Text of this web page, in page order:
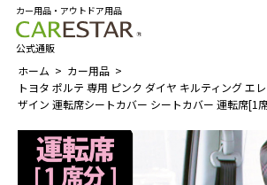
カー用品・アウトドア用品
公式通販
ホーム
カー用品
トヨタ ポルテ 専用 ピンク ダイヤ キルティング エ
ザイン 運転席シートカバー シートカバー 運転席[1